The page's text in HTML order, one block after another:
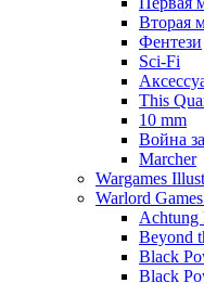
Вторая
Фентези
Sci-Fi
This
10 mm
Война
Marcher
Wargames
Warlord Games
Achtung
Beyond
Black
Black